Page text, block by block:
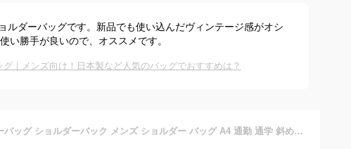
ルダーバッグです。新品でも使い込んだヴィンテージ感がオシ
い勝手が良いので、オススメです。
｜メンズ向け！日本製など人気のバッグでおすすめは？
ショルダーバッグ ショルダーバック メンズ ショルダー バッグ A4 通勤 通学 斜めがけバッグ 斜めがけ ワンショルダーバッグ メッセンジャーバッグ 軽い 斜め掛け キャンバス ブランド DEVICE 帆布 大学生 バレンタイン 新生活